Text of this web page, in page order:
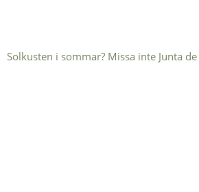
Solkusten i sommar? Missa inte Junta